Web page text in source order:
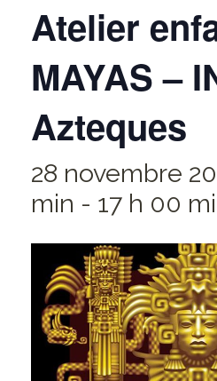
Atelier
MAYAS –
Azteques
28 novembre
min - 17 h 00